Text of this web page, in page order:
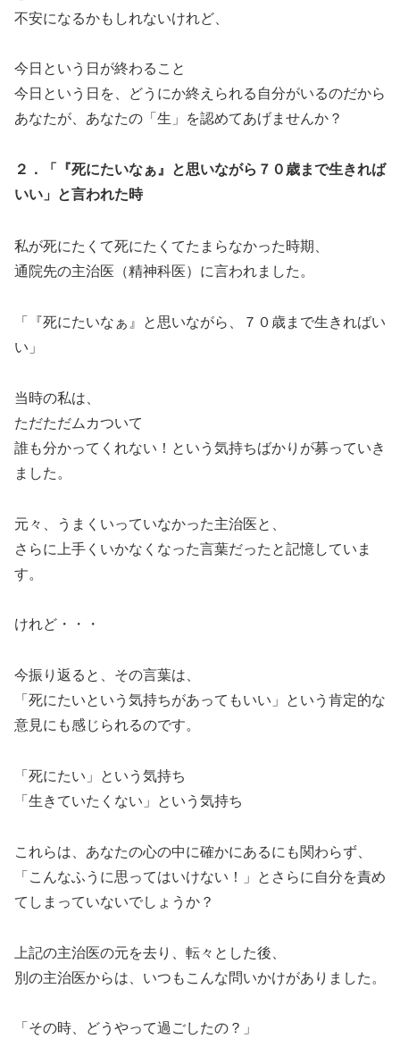
不安になるかもしれないけれど、
今日という日が終わること
今日という日を、どうにか終えられる自分がいるのだから
あなたが、あなたの「生」を認めてあげませんか？
２．「『死にたいなぁ』と思いながら７０歳まで生きれば
いい」と言われた時
私が死にたくて死にたくてたまらなかった時期、
通院先の主治医（精神科医）に言われました。
「『死にたいなぁ』と思いながら、７０歳まで生きればい
い」
当時の私は、
ただただムカついて
誰も分かってくれない！という気持ちばかりが募っていき
ました。
元々、うまくいっていなかった主治医と、
さらに上手くいかなくなった言葉だったと記憶していま
す。
けれど・・・
今振り返ると、その言葉は、
「死にたいという気持ちがあってもいい」という肯定的な
意見にも感じられるのです。
「死にたい」という気持ち
「生きていたくない」という気持ち
これらは、あなたの心の中に確かにあるにも関わらず、
「こんなふうに思ってはいけない！」とさらに自分を責め
てしまっていないでしょうか？
上記の主治医の元を去り、転々とした後、
別の主治医からは、いつもこんな問いかけがありました。
「その時、どうやって過ごしたの？」